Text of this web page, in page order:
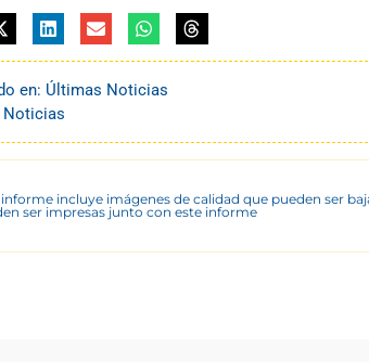
en: Últimas Noticias
informe incluye imágenes de calidad que pueden ser
ser impresas junto con este informe